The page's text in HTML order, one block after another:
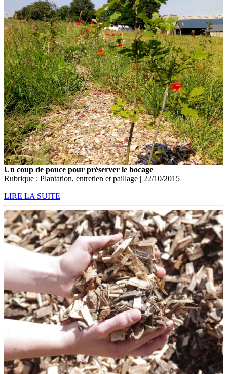
Un coup de pouce pour préserver le bocage
Rubrique : Plantation, entretien et paillage | 22/10/2015
LIRE LA SUITE